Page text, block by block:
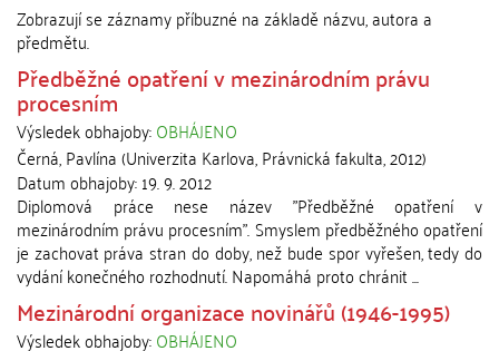
Zobrazují se záznamy příbuzné na základě názvu, autora a
předmětu.
Předběžné opatření v mezinárodním právu
procesním
Výsledek obhajoby:OBHÁJENO
Černá, Pavlína(Univerzita Karlova, Právnická fakulta,2012)
Datum obhajoby:19. 9. 2012
Diplomová práce nese název "Předběžné opatření v
mezinárodním právu procesním". Smyslem předběžného opatření
je zachovat práva stran do doby, než bude spor vyřešen, tedy do
vydání konečného rozhodnutí. Napomáhá proto chránit ...
Mezinárodní organizace novinářů (1946-1995)
Výsledek obhajoby:OBHÁJENO